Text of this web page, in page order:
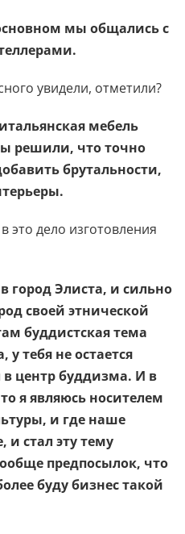
мы общались с
увидели, отметили?
мебель
решили, что точно
брутальности,
дело изготовления
город Элиста, и сильно
своей этнической
буддистская тема
тебя не остается
центр буддизма. И в
я являюсь носителем
и где наше
и стал эту тему
предпосылок, что
буду бизнес такой